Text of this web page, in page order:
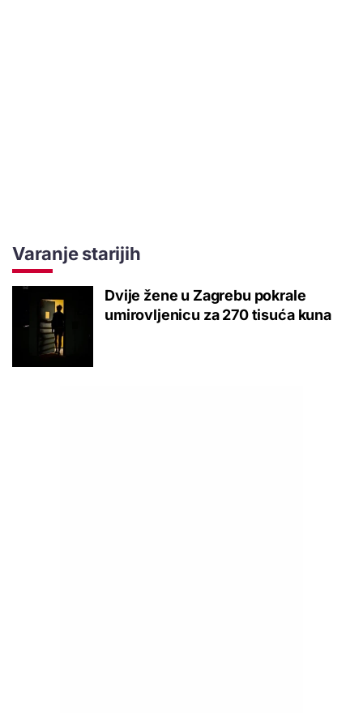
Varanje starijih
Dvije žene u Zagrebu pokrale
umirovljenicu za 270 tisuća kuna